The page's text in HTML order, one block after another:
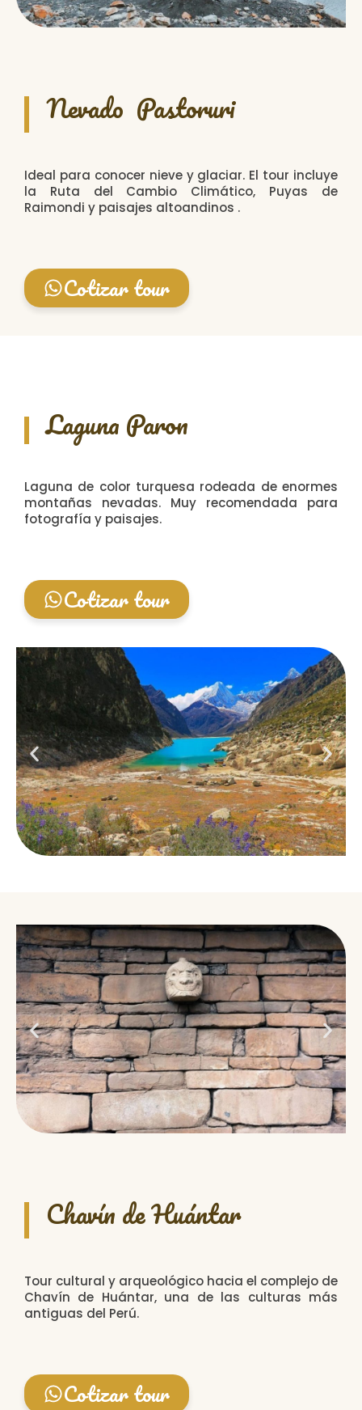
Nevado Pastoruri
Ideal para conocer nieve y glaciar. El tour incluye
la Ruta del Cambio Climático, Puyas de
Raimondi y paisajes altoandinos .
Cotizar tour
Laguna Paron
Laguna de color turquesa rodeada de enormes
montañas nevadas. Muy recomendada para
fotografía y paisajes.
Cotizar tour
Chavín de Huántar
Tour cultural y arqueológico hacia el complejo de
Chavín de Huántar, una de las culturas más
antiguas del Perú.
Cotizar tour